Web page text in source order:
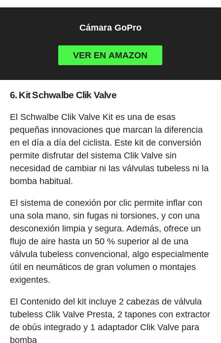
Cámara GoPro
VER EN AMAZON
6. Kit Schwalbe Clik Valve
El Schwalbe Clik Valve Kit es una de esas
pequeñas innovaciones que marcan la diferencia
en el día a día del ciclista. Este kit de conversión
permite disfrutar del sistema Clik Valve sin
necesidad de cambiar ni las válvulas tubeless ni la
bomba habitual.
El sistema de conexión por clic permite inflar con
una sola mano, sin fugas ni torsiones, y con una
desconexión limpia y segura. Además, ofrece un
flujo de aire hasta un 50 % superior al de una
válvula tubeless convencional, algo especialmente
útil en neumáticos de gran volumen o montajes
exigentes.
El Contenido del kit incluye 2 cabezas de válvula
tubeless Clik Valve Presta, 2 tapones con extractor
de obús integrado y 1 adaptador Clik Valve para
bomba